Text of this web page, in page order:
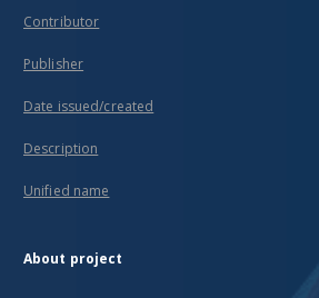
Contributor
Publisher
Date issued/created
Description
Unified name
About project